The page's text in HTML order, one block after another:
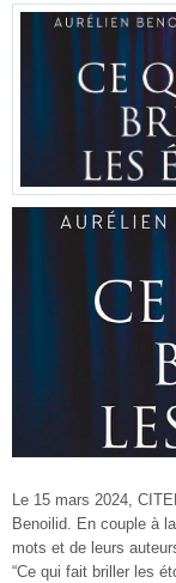
Le 15 mars 2024,
Benoilid. En couple à
mots et de leurs
“Ce qui fait briller les